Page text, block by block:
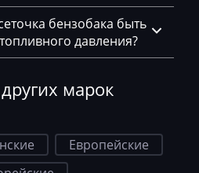
бензобака быть
давления?
марок
Европейские